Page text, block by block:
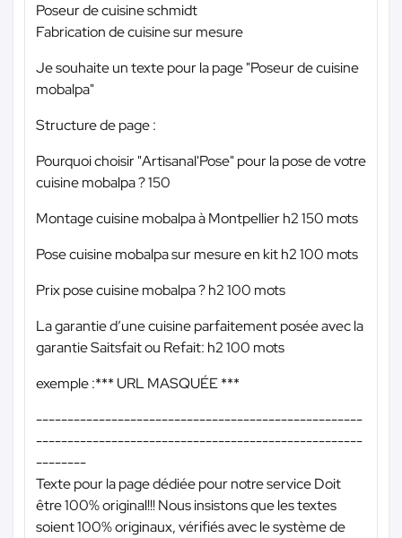
Poseur de cuisine schmidt
Fabrication de cuisine sur mesure
Je souhaite un texte pour la page "Poseur de cuisine
mobalpa"
Structure de page :
Pourquoi choisir "Artisanal'Pose" pour la pose de votre
cuisine mobalpa ? 150
Montage cuisine mobalpa à Montpellier h2 150 mots
Pose cuisine mobalpa sur mesure en kit h2 100 mots
Prix pose cuisine mobalpa ? h2 100 mots
La garantie d’une cuisine parfaitement posée avec la
garantie Saitsfait ou Refait: h2 100 mots
exemple :*** URL MASQUÉE ***
----------------------------------------------------
----------------------------------------------------
--------
Texte pour la page dédiée pour notre service Doit
être 100% original!!! Nous insistons que les textes
soient 100% originaux, vérifiés avec le système de